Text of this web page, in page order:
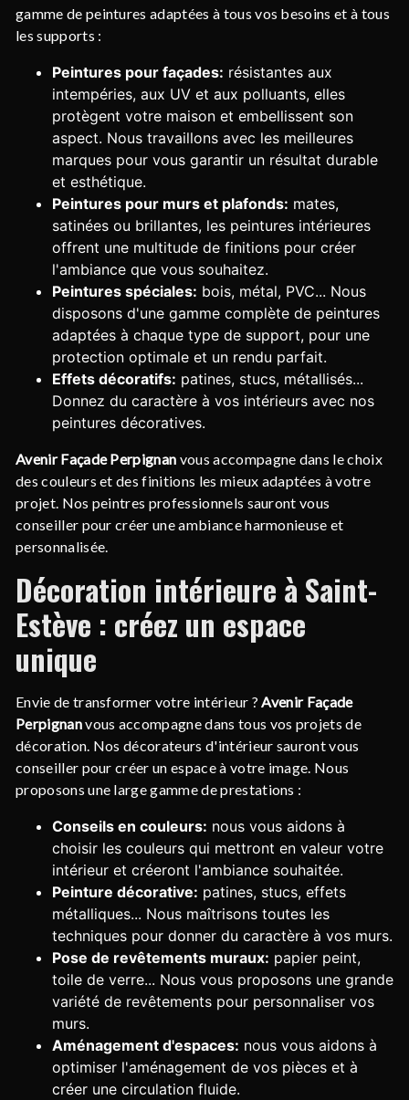
gamme de peintures adaptées à tous vos besoins et à tous
les supports :
Peintures pour façades: résistantes aux
intempéries, aux UV et aux polluants, elles
protègent votre maison et embellissent son
aspect. Nous travaillons avec les meilleures
marques pour vous garantir un résultat durable
et esthétique.
Peintures pour murs et plafonds: mates,
satinées ou brillantes, les peintures intérieures
offrent une multitude de finitions pour créer
l'ambiance que vous souhaitez.
Peintures spéciales: bois, métal, PVC... Nous
disposons d'une gamme complète de peintures
adaptées à chaque type de support, pour une
protection optimale et un rendu parfait.
Effets décoratifs: patines, stucs, métallisés...
Donnez du caractère à vos intérieurs avec nos
peintures décoratives.
Avenir Façade Perpignan vous accompagne dans le choix
des couleurs et des finitions les mieux adaptées à votre
projet. Nos peintres professionnels sauront vous
conseiller pour créer une ambiance harmonieuse et
personnalisée.
Décoration intérieure à Saint-
Estève : créez un espace
unique
Envie de transformer votre intérieur ?Avenir Façade
Perpignanvous accompagne dans tous vos projets de
décoration. Nos décorateurs d'intérieur sauront vous
conseiller pour créer un espace à votre image. Nous
proposons une large gamme de prestations :
Conseils en couleurs: nous vous aidons à
choisir les couleurs qui mettront en valeur votre
intérieur et créeront l'ambiance souhaitée.
Peinture décorative: patines, stucs, effets
métalliques... Nous maîtrisons toutes les
techniques pour donner du caractère à vos murs.
Pose de revêtements muraux: papier peint,
toile de verre... Nous vous proposons une grande
variété de revêtements pour personnaliser vos
murs.
Aménagement d'espaces: nous vous aidons à
optimiser l'aménagement de vos pièces et à
créer une circulation fluide.